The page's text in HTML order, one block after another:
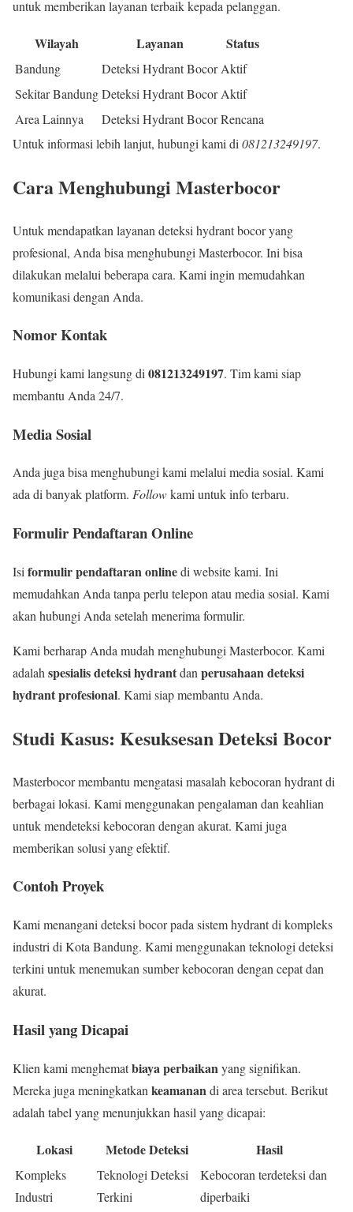
untuk memberikan layanan terbaik kepada pelanggan.
Wilayah Layanan Status
Bandung Deteksi Hydrant Bocor Aktif
Sekitar BandungDeteksi Hydrant Bocor Aktif
Area Lainnya
Deteksi Hydrant BocorRencana
Untuk informasi lebih lanjut, hubungi kami di 081213249197.
Cara Menghubungi Masterbocor
Untuk mendapatkan layanan deteksi hydrant bocor yang
profesional, Anda bisa menghubungi Masterbocor. Ini bisa
dilakukan melalui beberapa cara. Kami ingin memudahkan
komunikasi dengan Anda.
Nomor Kontak
Hubungi kami langsung di 081213249197. Tim kami siap
membantu Anda 24/7.
Media Sosial
Anda juga bisa menghubungi kami melalui media sosial. Kami
ada di banyak platform. Followkami untuk info terbaru.
Formulir Pendaftaran Online
Isi formulir pendaftaran onlinedi website kami. Ini
memudahkan Anda tanpa perlu telepon atau media sosial. Kami
akan hubungi Anda setelah menerima formulir.
Kami berharap Anda mudah menghubungi Masterbocor. Kami
adalah spesialis deteksi hydrantdan perusahaan deteksi
hydrant profesional. Kami siap membantu Anda.
Studi Kasus: Kesuksesan Deteksi Bocor
Masterbocor membantu mengatasi masalah kebocoran hydrant di
berbagai lokasi. Kami menggunakan pengalaman dan keahlian
untuk mendeteksi kebocoran dengan akurat. Kami juga
memberikan solusi yang efektif.
Contoh Proyek
Kami menangani deteksi bocor pada sistem hydrant di kompleks
industri di Kota Bandung. Kami menggunakan teknologi deteksi
terkini untuk menemukan sumber kebocoran dengan cepat dan
akurat.
Hasil yang Dicapai
Klien kami menghematbiaya perbaikan yang signifikan.
Mereka juga meningkatkan keamanan di area tersebut. Berikut
adalah tabel yang menunjukkan hasil yang dicapai:
Lokasi Metode Deteksi Hasil
Kompleks
Industri
Teknologi Deteksi
Terkini
Kebocoran terdeteksi dan
diperbaiki